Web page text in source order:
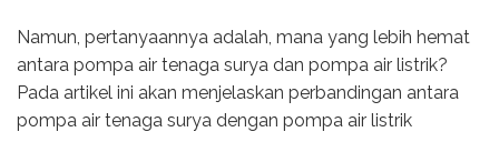
Namun, pertanyaannya adalah, mana yang lebih hemat
antara pompa air tenaga surya dan pompa air listrik?
Pada artikel ini akan menjelaskan perbandingan antara
pompa air tenaga surya dengan pompa air listrik